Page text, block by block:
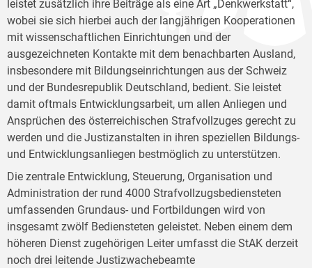
leistet zusätzlich ihre Beiträge als eine Art „Denkwerkstatt“,
wobei sie sich hierbei auch der langjährigen Kooperationen
mit wissenschaftlichen Einrichtungen und der
ausgezeichneten Kontakte mit dem benachbarten Ausland,
insbesondere mit Bildungseinrichtungen aus der Schweiz
und der Bundesrepublik Deutschland, bedient. Sie leistet
damit oftmals Entwicklungsarbeit, um allen Anliegen und
Ansprüchen des österreichischen Strafvollzuges gerecht zu
werden und die Justizanstalten in ihren speziellen Bildungs-
und Entwicklungsanliegen bestmöglich zu unterstützen.
Die zentrale Entwicklung, Steuerung, Organisation und
Administration der rund 4000 Strafvollzugsbediensteten
umfassenden Grundaus- und Fortbildungen wird von
insgesamt zwölf Bediensteten geleistet. Neben einem dem
höheren Dienst zugehörigen Leiter umfasst die StAK derzeit
noch drei leitende Justizwachebeamte